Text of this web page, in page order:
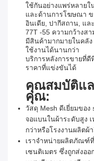
ใช้กันอย่างแพร่หลายใ
และด้านการโฆษณา ข
อินเดีย, ปากีสถาน, แล
77T -55 ความกว้างสา
มีสินค้ามากมายในคลัง
ใช้งานได้นานกว่า
บริการหลังการขายที่ดี
ราคาที่แข่งขันได้
คุณสมบัติแ
คุณ:
วัสดุ Mesh ดีเยี่ยมของ
จอแบนในผ้าระดับสูง
กว่าหรือโรงงานผลิตผ้
เราจําหน่ายผลิตภัณฑ์
เซนติเมตร ซึ่งถูกส่งอ